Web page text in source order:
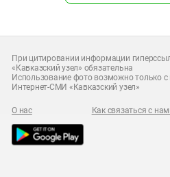
При цитировании информации
«Кавказский узел» обязательна
Использование фото возможно только с
Интернет-СМИ «Кавказский узел»
О нас Как связаться с